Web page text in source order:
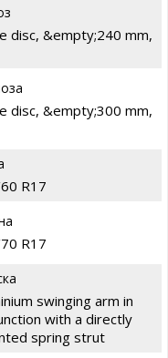
disc, &empty;240 mm,
disc, &empty;300 mm,
R17
R17
swinging arm in
with a directly
spring strut